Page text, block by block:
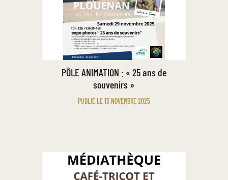
PÔLE ANIMATION : « 25 ans de
souvenirs »
PUBLIÉ LE 13 NOVEMBRE 2025